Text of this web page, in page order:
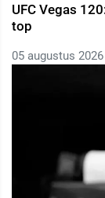
UFC Vegas
top
05 augustus